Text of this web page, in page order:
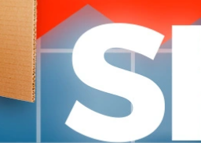
57
OFF $U 1.990
Agotado | sin fecha de arribo
Aún no está disponible